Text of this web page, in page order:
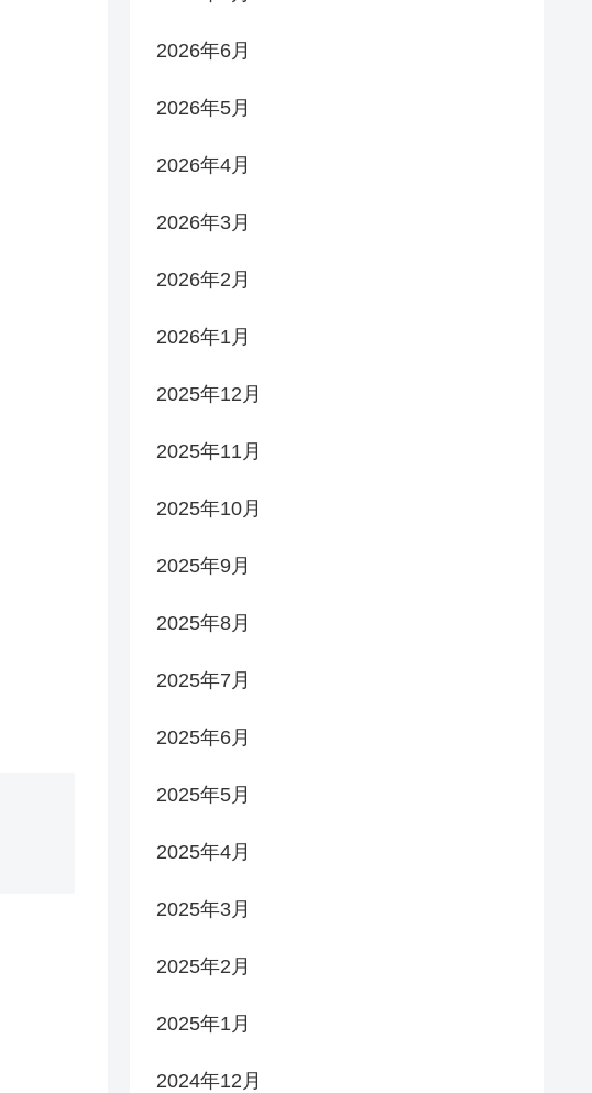
2026年6月
2026年5月
2026年4月
2026年3月
2026年2月
2026年1月
2025年12月
2025年11月
2025年10月
2025年9月
2025年8月
2025年7月
2025年6月
2025年5月
2025年4月
2025年3月
2025年2月
2025年1月
2024年12月